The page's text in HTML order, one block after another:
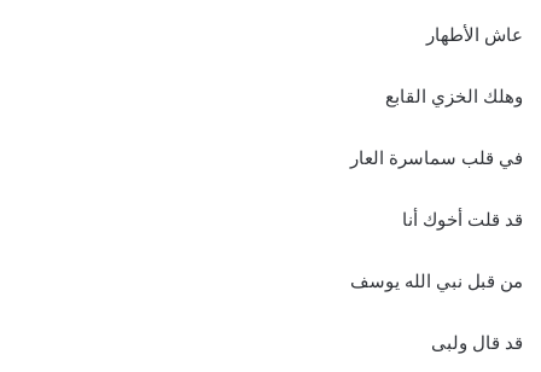
عاش الأطهار
وهلك الخزي القابع
في قلب سماسرة العار
قد قلت أخوك أنا
من قبل نبي الله يوسف
قد قال ولبى